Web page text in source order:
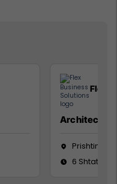
Flex
Architect
Prishtinë
6 Shtator